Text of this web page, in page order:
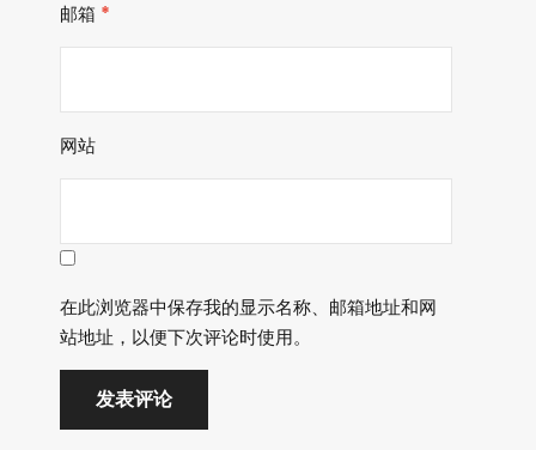
邮箱 *
网站
在此浏览器中保存我的显示名称、邮箱地址和网
站地址，以便下次评论时使用。